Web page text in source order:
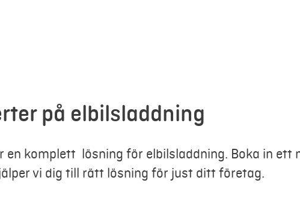
på elbilsladdning
en komplett lösning för elbilsladdning. Boka in ett
vi dig till rätt lösning för just ditt företag.